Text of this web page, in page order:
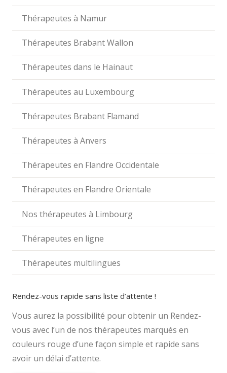
Thérapeutes à Namur
Thérapeutes Brabant Wallon
Thérapeutes dans le Hainaut
Thérapeutes au Luxembourg
Thérapeutes Brabant Flamand
Thérapeutes à Anvers
Thérapeutes en Flandre Occidentale
Thérapeutes en Flandre Orientale
Nos thérapeutes à Limbourg
Thérapeutes en ligne
Thérapeutes multilingues
Rendez-vous rapide sans liste d’attente !
Vous aurez la possibilité pour obtenir un Rendez-
vous avec l’un de nos thérapeutes marqués en
couleurs rouge d’une façon simple et rapide sans
avoir un délai d’attente.